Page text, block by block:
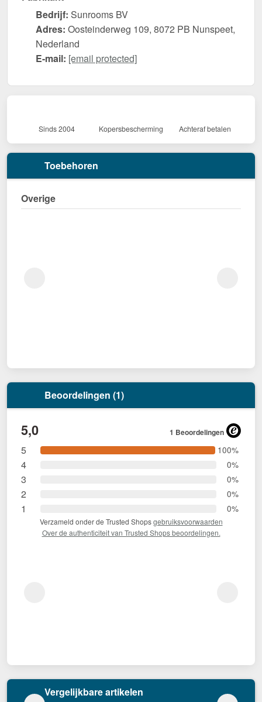
Bedrijf: Sunrooms BV
Adres: Oosteinderweg 109, 8072 PB Nunspeet,
Nederland
E-mail: [email protected]
Sinds 2004 Kopersbescherming Achteraf betalen
Toebehoren
Overige
Beoordelingen (1)
5,0 1 Beoordelingen
5 100%
4 0%
3 0%
2 0%
1 0%
Verzameld onder de Trusted Shopsgebruiksvoorwaarden
Over de authenticiteit van Trusted Shops beoordelingen.
Vergelijkbare artikelen